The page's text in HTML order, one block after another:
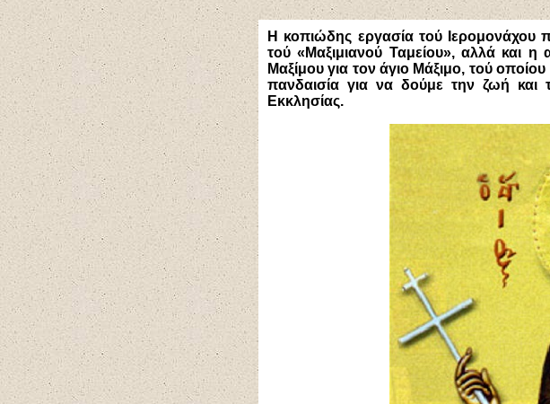
Η κοπιώδης εργασία τού Ιερομονάχου
τού «Μαξιμιανού Ταμείου», αλλά και
Μαξίμου για τον άγιο Μάξιμο, τού
πανδαισία για να δούμε την ζωή και
Εκκλησίας.